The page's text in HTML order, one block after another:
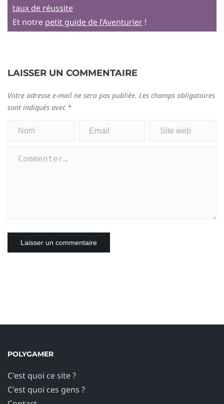
taux de réussite
Et notre petit guide de l’Aventurier !
LAISSER UN COMMENTAIRE
Votre adresse e-mail ne sera pas publiée. Les champs obligatoires
sont indiqués avec *
POLYGAMER
C'est quoi ce site ?
C'est quoi ces gens ?